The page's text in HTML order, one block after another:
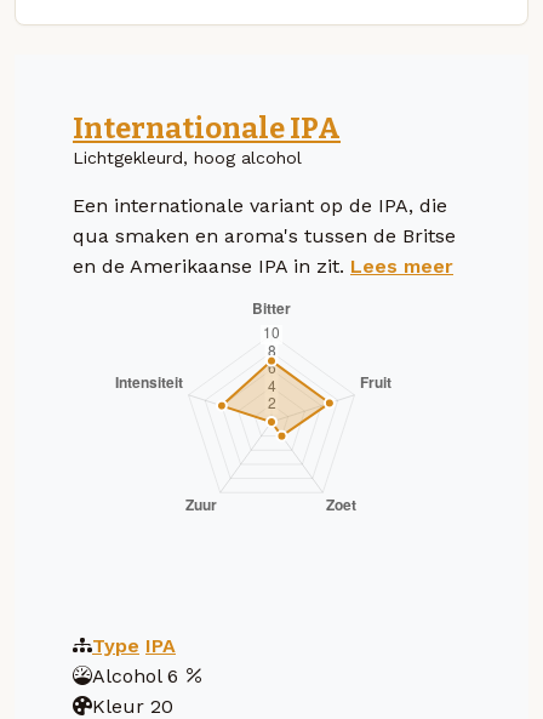
Internationale IPA
Lichtgekleurd, hoog alcohol
Een internationale variant op de IPA, die
qua smaken en aroma's tussen de Britse
en de Amerikaanse IPA in zit. Lees meer
Type IPA
Alcohol 6
Kleur 20